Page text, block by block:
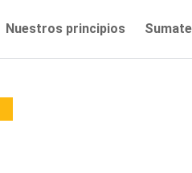
Nuestros principios Sumate